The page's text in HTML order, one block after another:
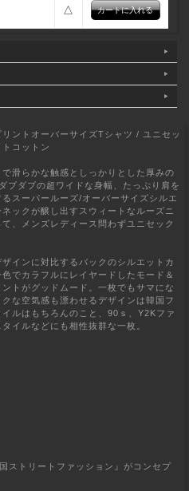
△
ントオーバーサイズTシャツ / ユニセッ
コットン
滑らかな触感としっかりとした厚みの
ブダブの超ワイドな身幅、たっぷり肩を
スーパールーズ/オーバーサイズシルエ
ックが醸し出すスウィートなルーズニ
、メンズレディース問わずユニセック
インに対比するバックのシルエットカ
でカラフルにレイヤードしたモード＆
トがグッドムード。一枚でもサマにな
な空気感も漂わせるデザインは韓国フ
ルはもちろんのこと、90ｓ、Y2Kファ
イルなどにも相性抜群な一枚。
ストリートファッション』がコンセプ